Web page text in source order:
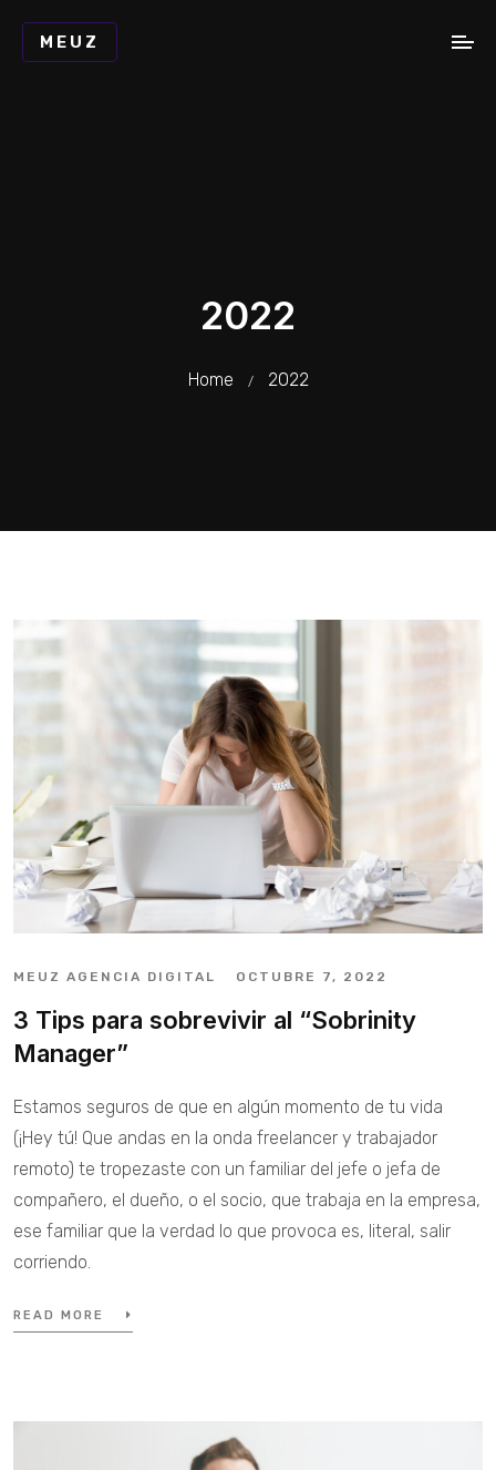
MEUZ
2022
Home / 2022
MEUZ AGENCIA DIGITAL OCTUBRE 7, 2022
3 Tips para sobrevivir al “Sobrinity
Manager”
Estamos seguros de que en algún momento de tu vida
(¡Hey tú! Que andas en la onda freelancer y trabajador
remoto) te tropezaste con un familiar del jefe o jefa de
compañero, el dueño, o el socio, que trabaja en la empresa,
ese familiar que la verdad lo que provoca es, literal, salir
corriendo.
READ MORE